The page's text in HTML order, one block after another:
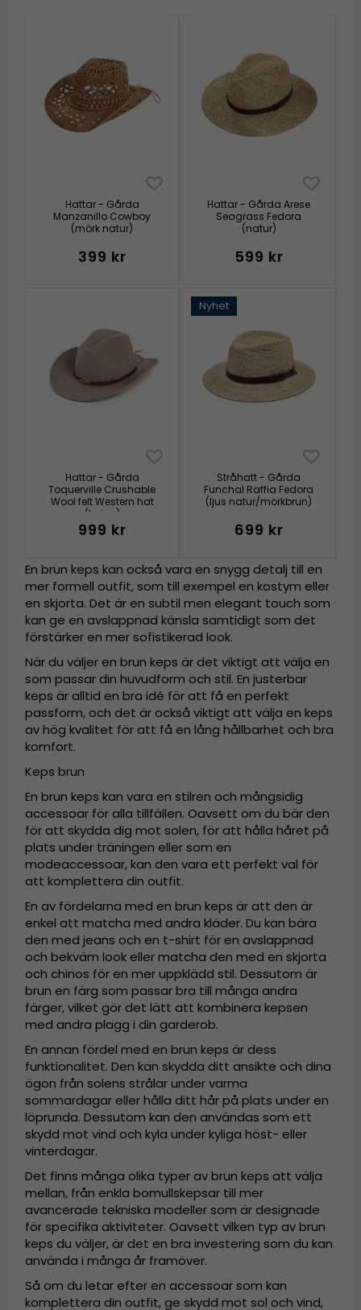
Hattar - Gårda
Manzanillo Cowboy
(mörk natur)
399 kr
Hattar - Gårda Arese
Seagrass Fedora
(natur)
599 kr
Hattar - Gårda
Toquerville Crushable
Wool felt Western hat
(beige)
999 kr
Nyhet
Stråhatt - Gårda
Funchal Raffia Fedora
(ljus natur/mörkbrun)
699 kr
En brun keps kan också vara en snygg detalj till en
mer formell outfit, som till exempel en kostym eller
en skjorta. Det är en subtil men elegant touch som
kan ge en avslappnad känsla samtidigt som det
förstärker en mer sofistikerad look.
När du väljer en brun keps är det viktigt att välja en
som passar din huvudform och stil. En justerbar
keps är alltid en bra idé för att få en perfekt
passform, och det är också viktigt att välja en keps
av hög kvalitet för att få en lång hållbarhet och bra
komfort.
Keps brun
En brun keps kan vara en stilren och mångsidig
accessoar för alla tillfällen. Oavsett om du bär den
för att skydda dig mot solen, för att hålla håret på
plats under träningen eller som en
modeaccessoar, kan den vara ett perfekt val för
att komplettera din outfit.
En av fördelarna med en brun keps är att den är
enkel att matcha med andra kläder. Du kan bära
den med jeans och en t-shirt för en avslappnad
och bekväm look eller matcha den med en skjorta
och chinos för en mer uppklädd stil. Dessutom är
brun en färg som passar bra till många andra
färger, vilket gör det lätt att kombinera kepsen
med andra plagg i din garderob.
En annan fördel med en brun keps är dess
funktionalitet. Den kan skydda ditt ansikte och dina
ögon från solens strålar under varma
sommardagar eller hålla ditt hår på plats under en
löprunda. Dessutom kan den användas som ett
skydd mot vind och kyla under kyliga höst- eller
vinterdagar.
Det finns många olika typer av brun keps att välja
mellan, från enkla bomullskepsar till mer
avancerade tekniska modeller som är designade
för specifika aktiviteter. Oavsett vilken typ av brun
keps du väljer, är det en bra investering som du kan
använda i många år framöver.
Så om du letar efter en accessoar som kan
komplettera din outfit, ge skydd mot sol och vind,